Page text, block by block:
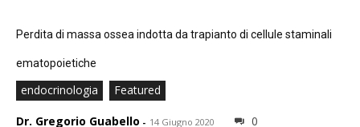
Perdita di massa ossea indotta da trapianto di cellule staminali
ematopoietiche
endocrinologia Featured
Dr. Gregorio Guabello - 14 Giugno 2020 0